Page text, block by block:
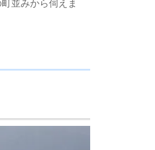
並みから伺えま